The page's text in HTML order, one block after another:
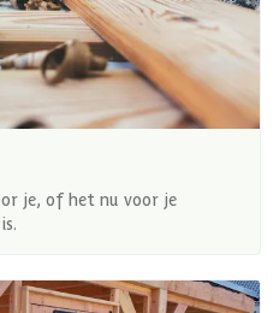
je, of het nu voor je